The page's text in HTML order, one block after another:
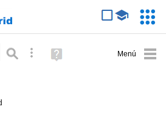
Búsqueda avanzada
Ayuda
(en